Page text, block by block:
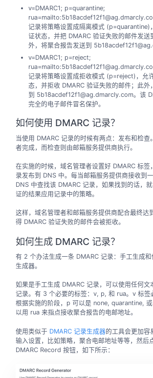
v=DMARC1; p=quarantine;
记录将策略设置成隔离模式 (p=quarantine)
证状态，并把 DMARC 验证失败的邮件发送
外，将聚合报告发送到
v=DMARC1; p=reject;
记录将策略设置成拒收模式 (p=reject)，允
态，并拒收 DMARC 验证失败的邮件；此外
到 5b18acdef12f1@ag.dmarcly.com。该
完全的电子邮件冒名保护。
如何使用 DMARC 记录？
当使用 DMARC 记录的时候有两点：发布和检查
者完成，而检查则由邮箱服务提供商执行。
在实施的时候，域名管理者设置好 DMARC 标签
录发布到 DNS 中。每当邮箱服务提供商接收到
DNS 中查找该 DMARC 记录，如果找到的话，
证的结果应用记录中的策略。
这样，域名管理者和邮箱服务提供商配合最终达
得 DMARC 验证失败的邮件会被拒收。
如何生成 DMARC 记录？
有 2 个办法生成一条 DMARC 记录：手工生成
生成器。
如果是手工生成 DMARC 记录，可以使用任何文
记录。有 3 个必要的标签：v, p, 和 rua。v 标签
根据实施的阶段，p 可以是 none, quarantine,
以用 rua 来指点接收聚合报告的电邮地址。
使用类似于 DMARC 记录生成器的工具会更加容
输入设置，比如策略，聚合电邮地址等等，然后
DMARC Record 按钮，如下所示：